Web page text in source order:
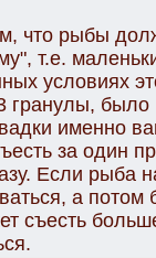
что рыбы
т.е.
условиях
гранулы,
именно
за один
Если рыба
а потом
съесть